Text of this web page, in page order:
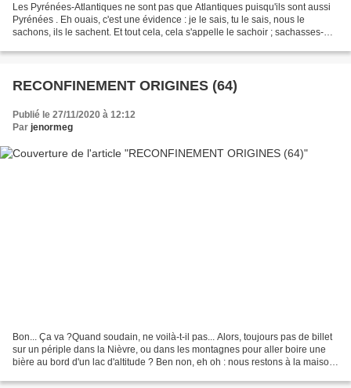
Les Pyrénées-Atlantiques ne sont pas que Atlantiques puisqu'ils sont aussi
Pyrénées . Eh ouais, c'est une évidence : je le sais, tu le sais, nous le
sachons, ils le sachent. Et tout cela, cela s'appelle le sachoir ; sachasses-
RECONFINEMENT ORIGINES (64)
Publié le 27/11/2020 à 12:12
Par jenormeg
Bon... Ça va ?Quand soudain, ne voilà-t-il pas... Alors, toujours pas de billet
sur un périple dans la Nièvre, ou dans les montagnes pour aller boire une
bière au bord d'un lac d'altitude ? Ben non, eh oh : nous restons à la maison